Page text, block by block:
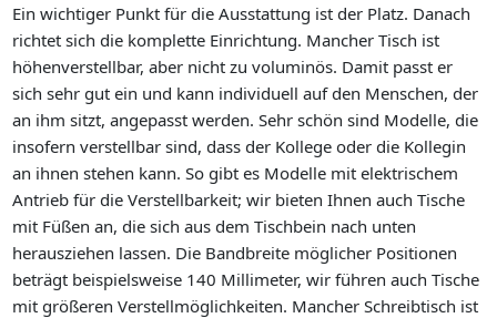
Ein wichtiger Punkt für die Ausstattung ist der Platz. Danach
richtet sich die komplette Einrichtung. Mancher Tisch ist
höhenverstellbar, aber nicht zu voluminös. Damit passt er
sich sehr gut ein und kann individuell auf den Menschen, der
an ihm sitzt, angepasst werden. Sehr schön sind Modelle, die
insofern verstellbar sind, dass der Kollege oder die Kollegin
an ihnen stehen kann. So gibt es Modelle mit elektrischem
Antrieb für die Verstellbarkeit; wir bieten Ihnen auch Tische
mit Füßen an, die sich aus dem Tischbein nach unten
herausziehen lassen. Die Bandbreite möglicher Positionen
beträgt beispielsweise 140 Millimeter, wir führen auch Tische
mit größeren Verstellmöglichkeiten. Mancher Schreibtisch ist